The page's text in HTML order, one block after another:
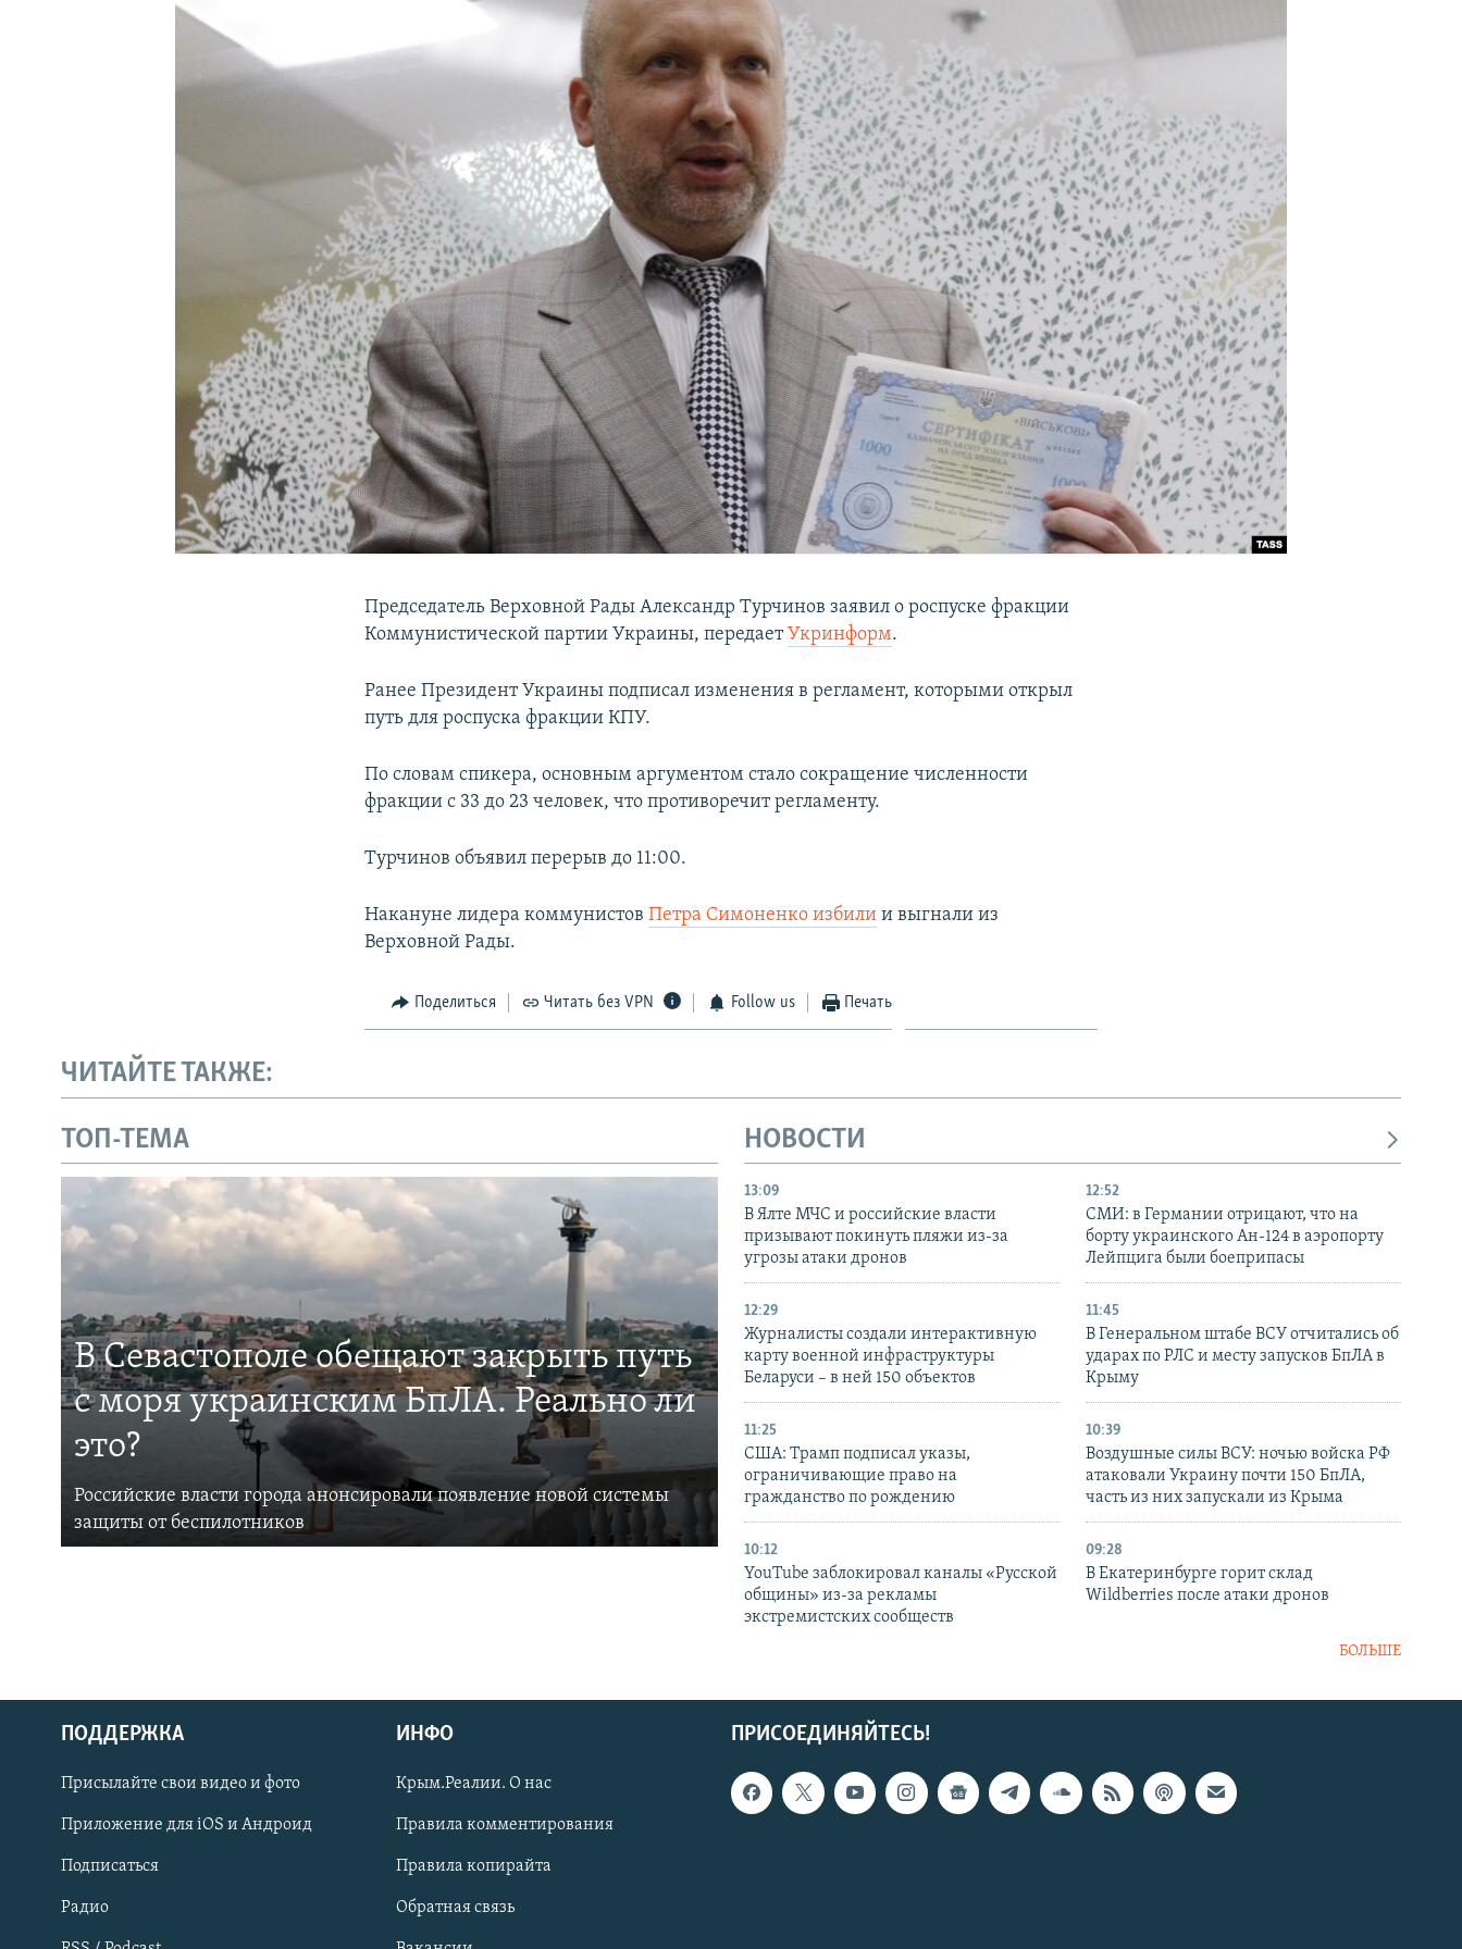
Українською
Qırımtatar
ПРИСОЕДИНЯЙТЕСЬ!
Председатель Верховной Рады Александр Турчинов заявил о роспуске фракции
Коммунистической партии Украины, передаетУкринформ.
Ранее Президент Украины подписал изменения в регламент, которыми открыл
путь для роспуска фракции КПУ.
По словам спикера, основным аргументом стало сокращение численности
фракции с 33 до 23 человек, что противоречит регламенту.
Турчинов объявил перерыв до 11:00.
Накануне лидера коммунистовПетра Симоненко избили и выгнали из
Верховной Рады.
Поделиться Читать без VPN Follow us Печать
ЧИТАЙТЕ ТАКЖЕ:
ТОП-ТЕМА
В Севастополе обещают закрыть путь
с моря украинским БпЛА. Реально ли
это?
Российские власти города анонсировали появление новой системы
защиты от беспилотников
НОВОСТИ
13:09
В Ялте МЧС и российские власти
призывают покинуть пляжи из-за
угрозы атаки дронов
12:52
СМИ: в Германии отрицают, что на
борту украинского Ан-124 в аэропорту
Лейпцига были боеприпасы
12:29
Журналисты создали интерактивную
карту военной инфраструктуры
Беларуси – в ней 150 объектов
11:45
В Генеральном штабе ВСУ отчитались об
ударах по РЛС и месту запусков БпЛА в
Крыму
11:25
США: Трамп подписал указы,
ограничивающие право на
гражданство по рождению
10:39
Воздушные силы ВСУ: ночью войска РФ
атаковали Украину почти 150 БпЛА,
часть из них запускали из Крыма
10:12
YouTube заблокировал каналы «Русской
общины» из-за рекламы
экстремистских сообществ
09:28
В Екатеринбурге горит склад
Wildberries после атаки дронов
БОЛЬШЕ
ПРИСОЕДИНЯЙТЕСЬ!
ПОДДЕРЖКА
Присылайте свои видео и фото
Приложение для iOS и Андроид
Подписаться
Радио
ИНФО
Крым.Реалии. О нас
Правила комментирования
Правила копирайта
Обратная связь